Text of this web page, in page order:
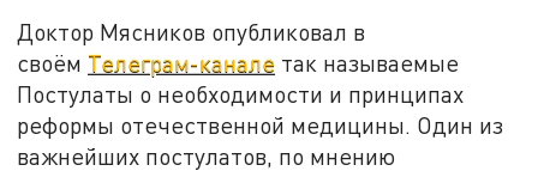
Доктор Мясников опубликовал в
своём Телеграм-канале так называемые
Постулаты о необходимости и принципах
реформы отечественной медицины. Один из
важнейших постулатов, по мнению